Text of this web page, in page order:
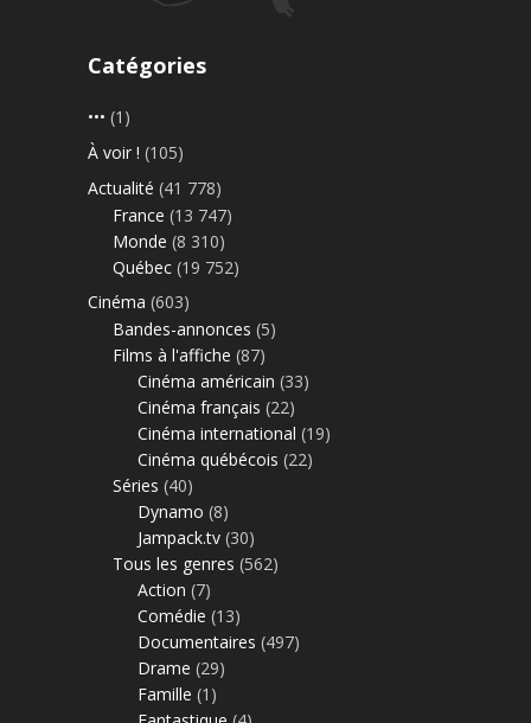
Catégories
••• (1)
À voir ! (105)
Actualité (41 778)
France (13 747)
Monde (8 310)
Québec (19 752)
Cinéma (603)
Bandes-annonces (5)
Films à l'affiche (87)
Cinéma américain (33)
Cinéma français (22)
Cinéma international (19)
Cinéma québécois (22)
Séries (40)
Dynamo (8)
Jampack.tv (30)
Tous les genres (562)
Action (7)
Comédie (13)
Documentaires (497)
Drame (29)
Famille (1)